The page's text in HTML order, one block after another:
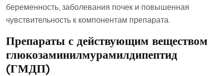
беременность, заболевания почек и повышенная
чувствительность к компонентам препарата.
Препараты с действующим веществом
глюкозаминилмурамилдипептид
(ГМДП)